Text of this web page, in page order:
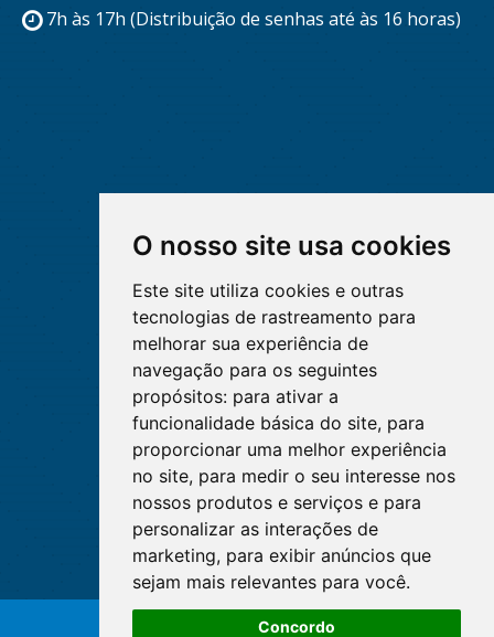
O nosso site usa cookies
Este site utiliza cookies e outras
tecnologias de rastreamento para
melhorar sua experiência de
navegação para os seguintes
propósitos: para ativar a
funcionalidade básica do site, para
proporcionar uma melhor experiência
no site, para medir o seu interesse nos
nossos produtos e serviços e para
personalizar as interações de
marketing, para exibir anúncios que
sejam mais relevantes para você.
Concordo
7h às 17h (Distribuição de senhas até às 16 horas)
O WhatsApp é o principal canal
de atendimento do Coren-DF.